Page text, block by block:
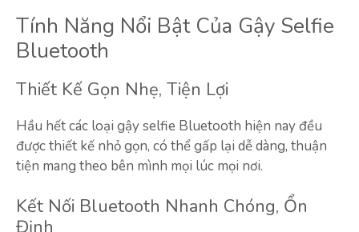
Tính Năng Nổi Bật Của Gậy Selfie
Bluetooth
Thiết Kế Gọn Nhẹ, Tiện Lợi
Hầu hết các loại gậy selfie Bluetooth hiện nay đều
được thiết kế nhỏ gọn, có thể gấp lại dễ dàng, thuận
tiện mang theo bên mình mọi lúc mọi nơi.
Kết Nối Bluetooth Nhanh Chóng, Ổn
Định